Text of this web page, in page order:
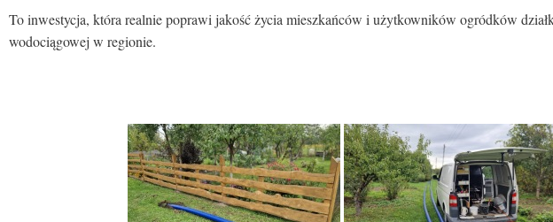
To inwestycja, która realnie poprawi jakość życia mieszkańców i użytkowników ogródków
wodociągowej w regionie.